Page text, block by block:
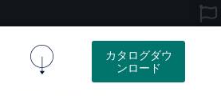
カタログダウ
ンロード